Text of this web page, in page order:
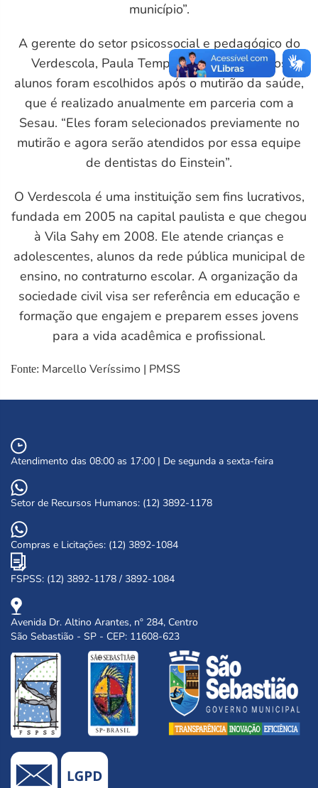
município”.
A gerente do setor psicossocial e pedagógico do
Verdescola, Paula Temperini, detalha que os
alunos foram escolhidos após o mutirão da saúde,
que é realizado anualmente em parceria com a
Sesau. “Eles foram selecionados previamente no
mutirão e agora serão atendidos por essa equipe
de dentistas do Einstein”.
O Verdescola é uma instituição sem fins lucrativos,
fundada em 2005 na capital paulista e que chegou
à Vila Sahy em 2008. Ele atende crianças e
adolescentes, alunos da rede pública municipal de
ensino, no contraturno escolar. A organização da
sociedade civil visa ser referência em educação e
formação que engajem e preparem esses jovens
para a vida acadêmica e profissional.
Fonte: Marcello Veríssimo | PMSS
Atendimento das 08:00 as 17:00 | De segunda a sexta-feira
Setor de Recursos Humanos: (12) 3892-1178
Compras e Licitações: (12) 3892-1084
FSPSS: (12) 3892-1178 / 3892-1084
Avenida Dr. Altino Arantes, nº 284, Centro
São Sebastião - SP - CEP: 11608-623